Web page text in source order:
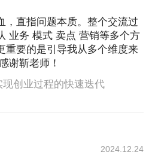
，直指问题本质。整个交流过
业务 模式 卖点 营销等多个方
重要的是引导我从多个维度来
谢靳老师！
创业过程的快速迭代
2024.12.24